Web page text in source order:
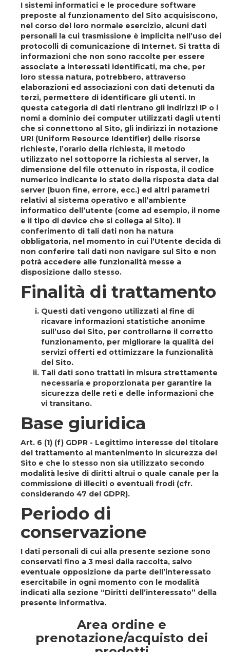
I sistemi informatici e le procedure software
preposte al funzionamento del Sito acquisiscono,
nel corso del loro normale esercizio, alcuni dati
personali la cui trasmissione è implicita nell’uso dei
protocolli di comunicazione di Internet. Si tratta di
informazioni che non sono raccolte per essere
associate a interessati identificati, ma che, per
loro stessa natura, potrebbero, attraverso
elaborazioni ed associazioni con dati detenuti da
terzi, permettere di identificare gli utenti. In
questa categoria di dati rientrano gli indirizzi IP o i
nomi a dominio dei computer utilizzati dagli utenti
che si connettono al Sito, gli indirizzi in notazione
URI (Uniform Resource Identifier) delle risorse
richieste, l’orario della richiesta, il metodo
utilizzato nel sottoporre la richiesta al server, la
dimensione del file ottenuto in risposta, il codice
numerico indicante lo stato della risposta data dal
server (buon fine, errore, ecc.) ed altri parametri
relativi al sistema operativo e all’ambiente
informatico dell’utente (come ad esempio, il nome
e il tipo di device che si collega al Sito). Il
conferimento di tali dati non ha natura
obbligatoria, nel momento in cui l’Utente decida di
non conferire tali dati non navigare sul Sito e non
potrà accedere alle funzionalità messe a
disposizione dallo stesso.
Finalità di trattamento
Questi dati vengono utilizzati al fine di
ricavare informazioni statistiche anonime
sull’uso del Sito, per controllarne il corretto
funzionamento, per migliorare la qualità dei
servizi offerti ed ottimizzare la funzionalità
del Sito.
Tali dati sono trattati in misura strettamente
necessaria e proporzionata per garantire la
sicurezza delle reti e delle informazioni che
vi transitano.
Base giuridica
Art. 6 (1) (f) GDPR - Legittimo interesse del titolare
del trattamento al mantenimento in sicurezza del
Sito e che lo stesso non sia utilizzato secondo
modalità lesive di diritti altrui o quale canale per la
commissione di illeciti o eventuali frodi (cfr.
considerando 47 del GDPR).
Periodo di
conservazione
I dati personali di cui alla presente sezione sono
conservati fino a 3 mesi dalla raccolta, salvo
eventuale opposizione da parte dell’interessato
esercitabile in ogni momento con le modalità
indicati alla sezione “Diritti dell’interessato” della
presente informativa.
Area ordine e
prenotazione/acquisto dei